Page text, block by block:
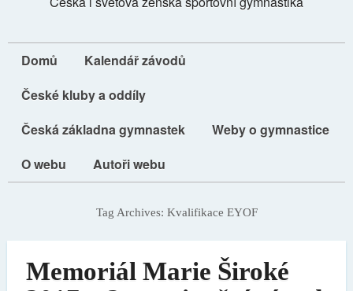
Domů
Kalendář závodů
České kluby a oddíly
Česká základna gymnastek
Weby o gymnastice
O webu
Autoři webu
Tag Archives: Kvalifikace EYOF
Memoriál Marie Široké